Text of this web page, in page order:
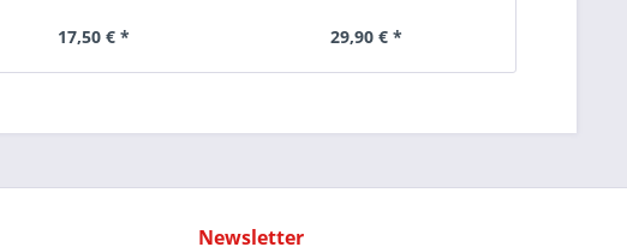
17,50 € * 29,90 € *
Newsletter